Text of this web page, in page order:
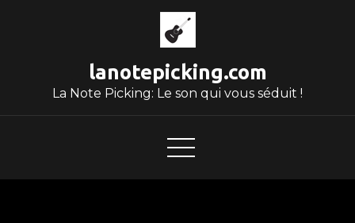
lanotepicking.com
La Note Picking: Le son qui vous séduit !